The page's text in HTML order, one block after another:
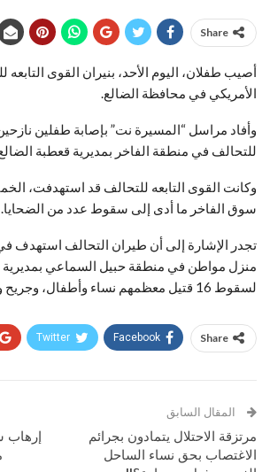
Share
أصيب طفلان، اليوم الأحد، بنيران القوى
الأمريكي في محافظة الضالع.
وأفاد مراسل “المسيرة نت” بإصابة طفلين نازحين
للتحالف في منطقة الفاخر بمديرية قعطبة
وكانت القوى التابعه للتحالف قد استهدفت،
سوق الفاخر ما أدى إلى سقوط عدد من الضحايا.
منزل مواطن في منطقة حبيل السماعي بمديرية
لسقوط 16 قتيل معظمهم نساء وأطفال، وجريح واحد من المسعفين.
Share
Facebook
Twitter
المقال السابق
مرتزقة الاحتلال يتمادون بجرائم
الاغتصاب بحق نساء الساحل
إرهاب